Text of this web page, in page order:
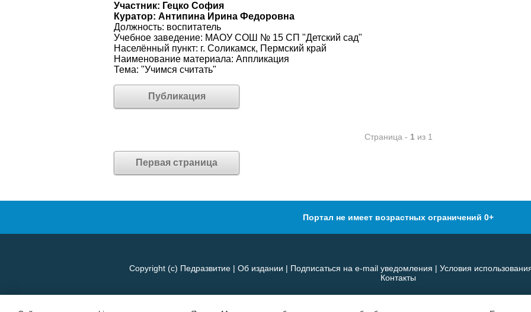
Участник: Гецко София
Куратор: Антипина Ирина Федоровна
Должность: воспитатель
Учебное заведение: МАОУ СОШ № 15 СП "Детский сад"
Населённый пункт: г. Соликамск, Пермский край
Наименование материала: Аппликация
Тема: "Учимся считать"
Публикация
Страница - 1 из 1
Первая страница
Портал не имеет возрастных ограничений 0+
Copyright (c) Педразвитие| Об издании | Подписаться на e-mail уведомления | Условия
Контакты